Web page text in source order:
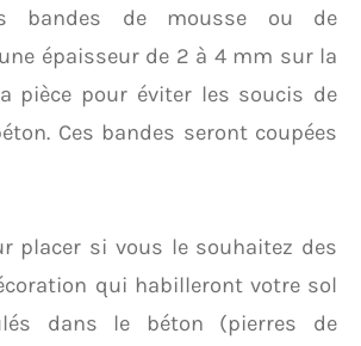
bandes de mousse ou de
épaisseur de 2 à 4 mm sur la
pièce pour éviter les soucis de
Ces bandes seront coupées
placer si vous le souhaitez des
qui habilleront votre sol
dans le béton (pierres de